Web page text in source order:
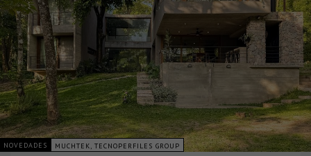
NOVEDADES MUCHTEK, TECNOPERFILES GROUP